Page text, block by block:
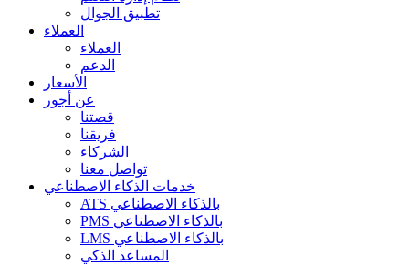
تطبيق الجوال
العملاء
العملاء
الدعم
الأسعار
عن أجور
قصتنا
فريقنا
الشركاء
تواصل معنا
خدمات الذكاء الاصطناعي
ATS بالذكاء الاصطناعي
PMS بالذكاء الاصطناعي
LMS بالذكاء الاصطناعي
المساعد الذكي